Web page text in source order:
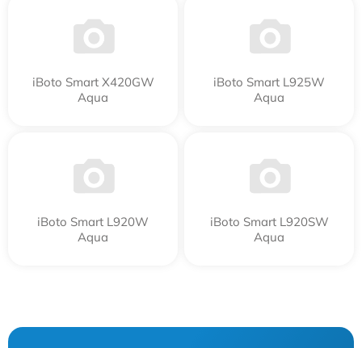
iBoto Smart Х420GW
Aqua
iBoto Smart L925W
Aqua
iBoto Smart L920W
Aqua
iBoto Smart L920SW
Aqua